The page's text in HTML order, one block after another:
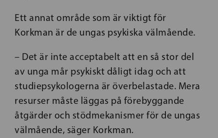
Ett annat område som är viktigt för
Korkman är de ungas psykiska välmående.
– Det är inte acceptabelt att en så stor del
av unga mår psykiskt dåligt idag och att
studiepsykologerna är överbelastade. Mera
resurser måste läggas på förebyggande
åtgärder och stödmekanismer för de ungas
välmående, säger Korkman.